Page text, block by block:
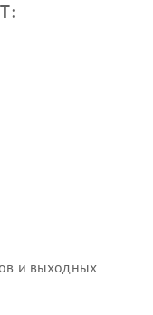
и выходных